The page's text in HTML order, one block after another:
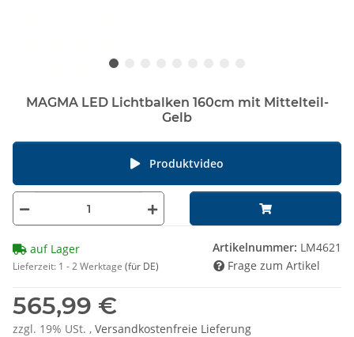
MAGMA LED Lichtbalken 160cm mit Mittelteil-
Gelb
565,99 €
zzgl. 19% USt. , Versandkostenfreie Lieferung
Produktvideo
auf Lager
Lieferzeit: 1 - 2 Werktage (für DE)
Artikelnummer: LM4621
Frage zum Artikel